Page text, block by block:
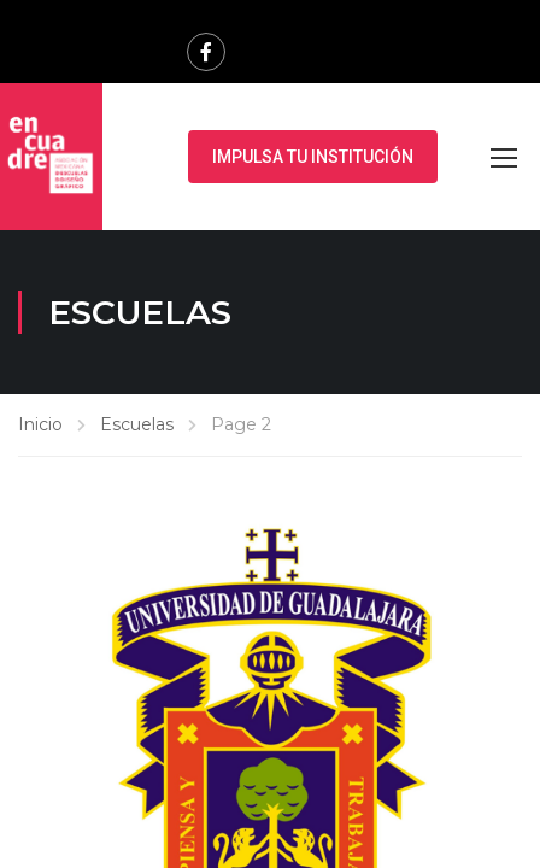
IMPULSA TU INSTITUCIÓN
ESCUELAS
Inicio Escuelas Page 2